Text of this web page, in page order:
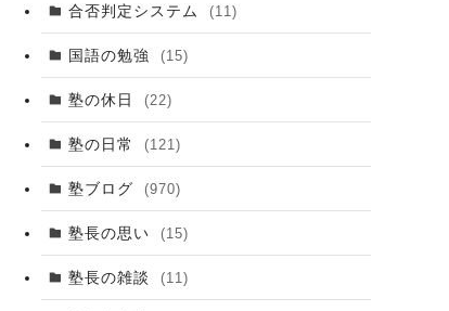
合否判定システム (11)
国語の勉強 (15)
塾の休日 (22)
塾の日常 (121)
塾ブログ (970)
塾長の思い (15)
塾長の雑談 (11)